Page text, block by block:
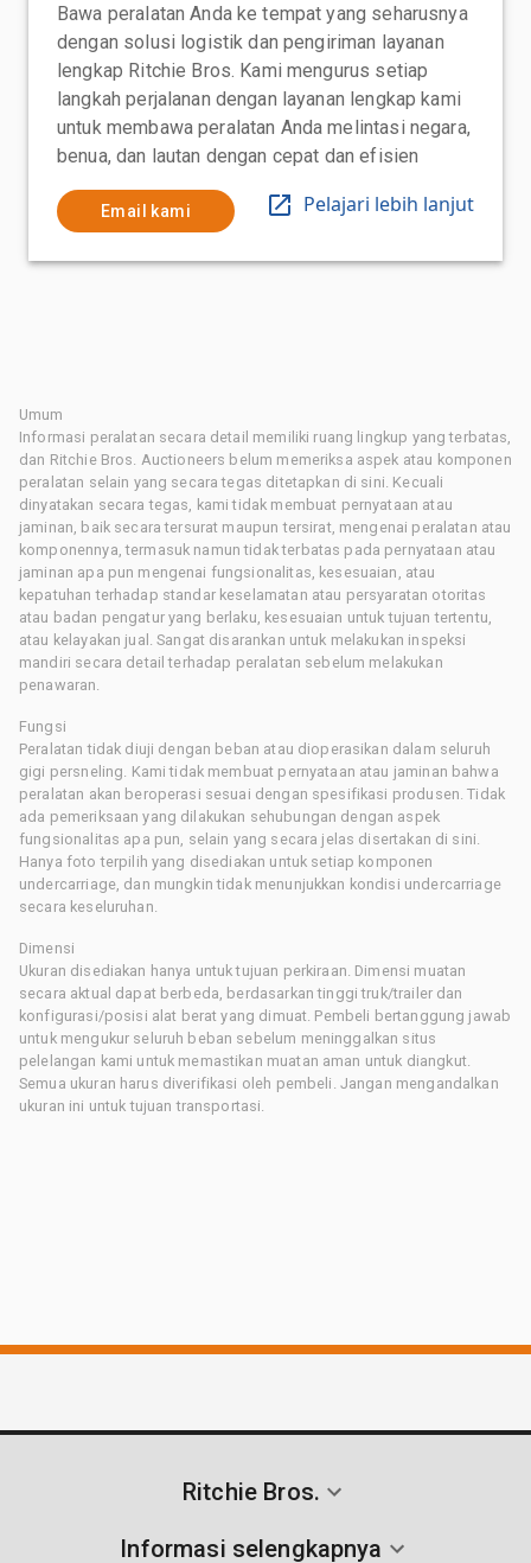
Bawa peralatan Anda ke tempat yang seharusnya
dengan solusi logistik dan pengiriman layanan
lengkap Ritchie Bros. Kami mengurus setiap
langkah perjalanan dengan layanan lengkap kami
untuk membawa peralatan Anda melintasi negara,
benua, dan lautan dengan cepat dan efisien
Email kami Pelajari lebih lanjut
Umum
Informasi peralatan secara detail memiliki ruang lingkup yang terbatas,
dan Ritchie Bros. Auctioneers belum memeriksa aspek atau komponen
peralatan selain yang secara tegas ditetapkan di sini. Kecuali
dinyatakan secara tegas, kami tidak membuat pernyataan atau
jaminan, baik secara tersurat maupun tersirat, mengenai peralatan atau
komponennya, termasuk namun tidak terbatas pada pernyataan atau
jaminan apa pun mengenai fungsionalitas, kesesuaian, atau
kepatuhan terhadap standar keselamatan atau persyaratan otoritas
atau badan pengatur yang berlaku, kesesuaian untuk tujuan tertentu,
atau kelayakan jual. Sangat disarankan untuk melakukan inspeksi
mandiri secara detail terhadap peralatan sebelum melakukan
penawaran.
Fungsi
Peralatan tidak diuji dengan beban atau dioperasikan dalam seluruh
gigi persneling. Kami tidak membuat pernyataan atau jaminan bahwa
peralatan akan beroperasi sesuai dengan spesifikasi produsen. Tidak
ada pemeriksaan yang dilakukan sehubungan dengan aspek
fungsionalitas apa pun, selain yang secara jelas disertakan di sini.
Hanya foto terpilih yang disediakan untuk setiap komponen
undercarriage, dan mungkin tidak menunjukkan kondisi undercarriage
secara keseluruhan.
Dimensi
Ukuran disediakan hanya untuk tujuan perkiraan. Dimensi muatan
secara aktual dapat berbeda, berdasarkan tinggi truk/trailer dan
konfigurasi/posisi alat berat yang dimuat. Pembeli bertanggung jawab
untuk mengukur seluruh beban sebelum meninggalkan situs
pelelangan kami untuk memastikan muatan aman untuk diangkut.
Semua ukuran harus diverifikasi oleh pembeli. Jangan mengandalkan
ukuran ini untuk tujuan transportasi.
Ritchie Bros.
Informasi selengkapnya